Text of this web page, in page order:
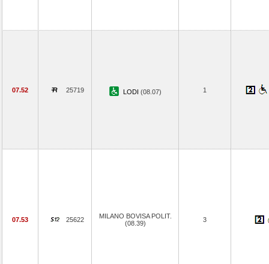
07.52 25719 LODI (08.07) 1
07.53 25622
MILANO BOVISA POLIT.
(08.39)
3